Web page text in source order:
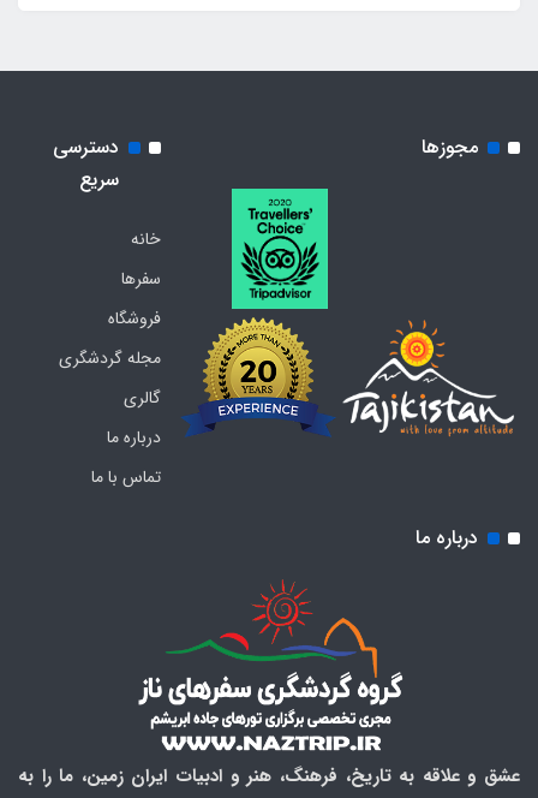
مجوزها
دسترسی
سریع
خانه
سفرها
فروشگاه
مجله گردشگری
گالری
درباره ما
تماس با ما
درباره ما
عشق و علاقه به تاریخ، فرهنگ، هنر و ادبیات ایران زمین، ما را به